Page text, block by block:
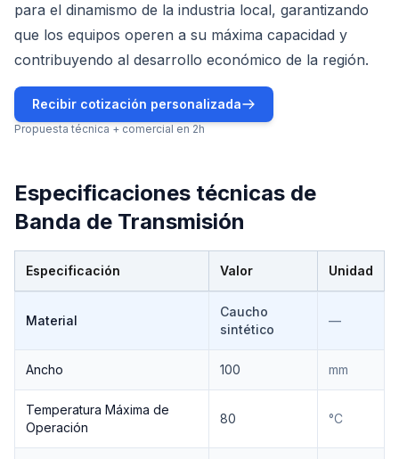
para el dinamismo de la industria local, garantizando
que los equipos operen a su máxima capacidad y
contribuyendo al desarrollo económico de la región.
Recibir cotización personalizada
Propuesta técnica + comercial en 2h
Especificaciones técnicas de
Banda de Transmisión
Especificación Valor Unidad
Material
Caucho
sintético
—
Ancho 100 mm
Temperatura Máxima de
Operación
80 °C